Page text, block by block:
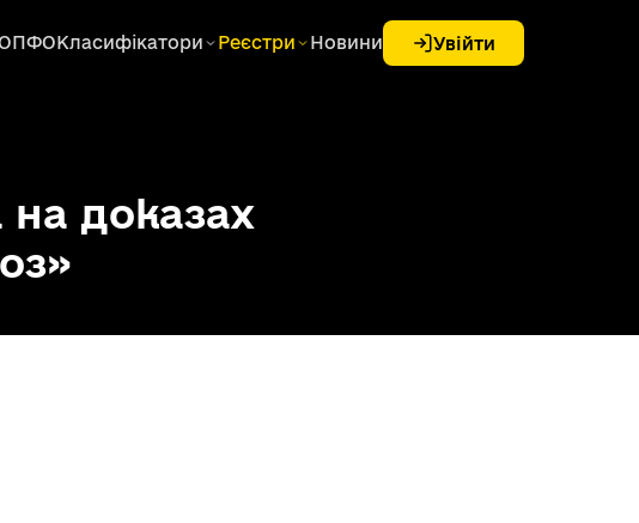
Класифікатори Реєстри Новини Увійти
на доказах